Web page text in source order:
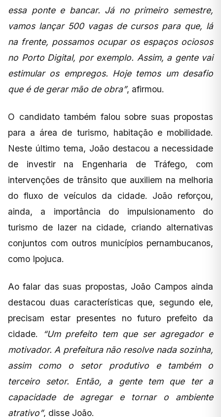
essa ponte e bancar. Já no primeiro semestre,
vamos lançar 500 vagas de cursos para que, lá
na frente, possamos ocupar os espaços ociosos
no Porto Digital, por exemplo. Assim, a gente vai
estimular os empregos. Hoje temos um desafio
que é de gerar mão de obra”, afirmou.
O candidato também falou sobre suas propostas
para a área de turismo, habitação e mobilidade.
Neste último tema, João destacou a necessidade
de investir na Engenharia de Tráfego, com
intervenções de trânsito que auxiliem na melhoria
do fluxo de veículos da cidade. João reforçou,
ainda, a importância do impulsionamento do
turismo de lazer na cidade, criando alternativas
conjuntos com outros municípios pernambucanos,
como Ipojuca.
Ao falar das suas propostas, João Campos ainda
destacou duas características que, segundo ele,
precisam estar presentes no futuro prefeito da
cidade.
“Um prefeito tem que ser agregador e
motivador. A prefeitura não resolve nada sozinha,
assim como o setor produtivo e também o
terceiro setor. Então, a gente tem que ter a
capacidade de agregar e tornar o ambiente
atrativo”, disse João.